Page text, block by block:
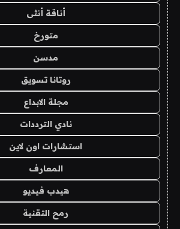
أناقة أنثى
متورخ
مدسن
روتانا تسويق
مجلة الابداع
نادي الترددات
استشارات اون لاين
المعارف
هيدب فيديو
رمح التقنية